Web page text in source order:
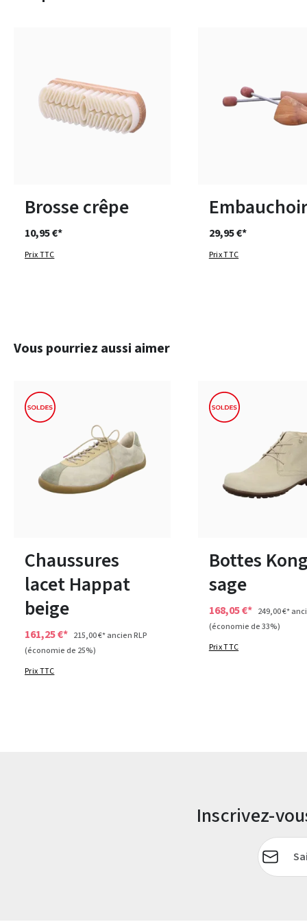
Brosse crêpe
10,95 €*
Prix TTC
29,95 €*
Prix TTC
Ignorer la galerie de produits
Vous pourriez aussi aimer
Chaussures
lacet Happat
beige
161,25 €* 215,00 €*ancien RLP
(économie de 25%)
Prix TTC
Bottes Kong
sage
168,05 €* 249,00 €*
(économie de 33%)
Prix TTC
Inscrivez-
Adresse e-